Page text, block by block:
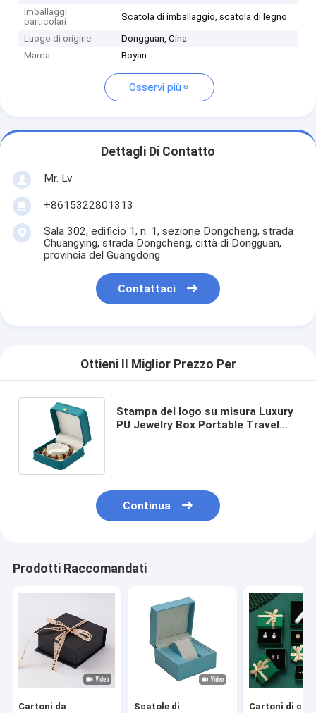
Imballaggi
particolari
Scatola di imballaggio, scatola di legno
Luogo di origine
Dongguan, Cina
Marca
Boyan
Osservi più
Dettagli Di Contatto
Mr. Lv
+8615322801313
Sala 302, edificio 1, n. 1, sezione Dongcheng, strada
Chuangying, strada Dongcheng, città di Dongguan,
provincia del Guangdong
Contattaci
Ottieni Il Miglior Prezzo Per
Stampa del logo su misura Luxury
PU Jewelry Box Portable Travel
Continua
Prodotti Raccomandati
Cartoni da
Scatole di
Cartoni di